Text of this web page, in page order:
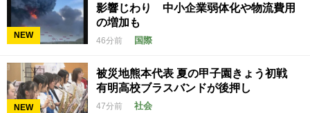
NEW
影響じわり 中小企業弱体化や物流費用
の増加も
46分前 国際
NEW
被災地熊本代表 夏の甲子園きょう初戦
有明高校ブラスバンドが後押し
47分前 社会